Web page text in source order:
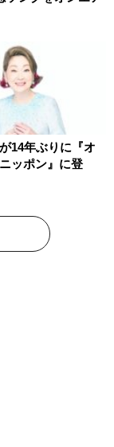
14年ぶりに『オ
ッポン』に登